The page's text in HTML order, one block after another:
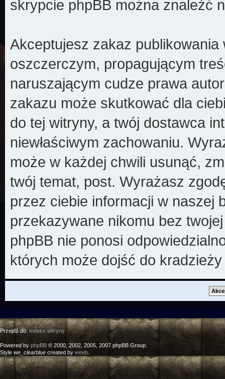
skrypcie phpBB można znaleźć
Akceptujesz zakaz
oszczerczym, propagującym
naruszającym cudze prawa
zakazu może skutkować dla
do tej witryny, a twój dostawca
niewłaściwym zachowaniu.
może w każdej chwili usunąć,
twój temat, post. Wyrażasz
przez ciebie informacji w naszej
przekazywane nikomu bez
phpBB nie ponosi
których może dojść do
Przejdź do: Indeks witryny
Powered by phpBB © 2000, 2002, 2005, 2007 phpBB Group.
Style we_clearblue created by weeb